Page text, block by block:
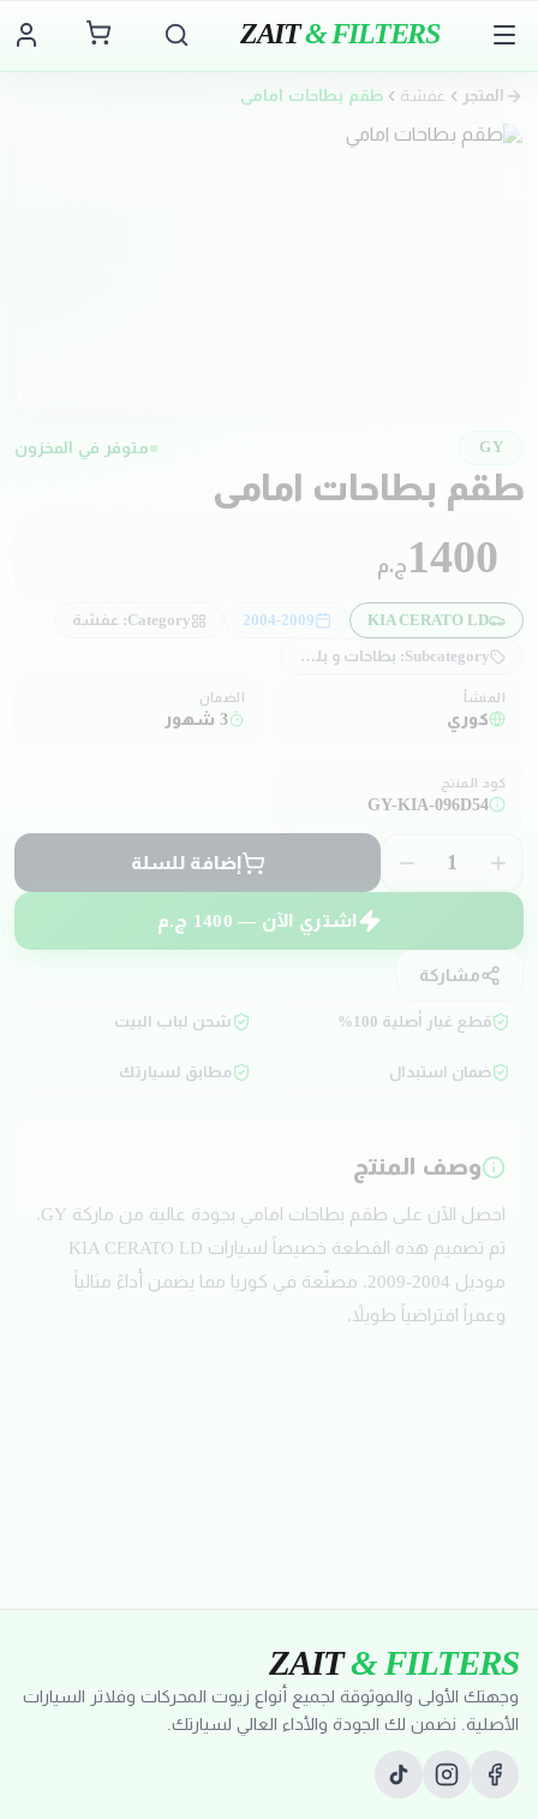
ZAIT& FILTERS
المتجر عفشة طقم بطاحات امامي
GY متوفر في المخزون
طقم بطاحات امامي
1400 ج.م
KIA CERATO LD
2004-2009
Category: عفشة
Subcategory: بطاحات و بلي بطاحات
المنشأ
كوري
الضمان
3 شهور
كود المنتج
GY-KIA-096D54
1 إضافة للسلة
اشتري الآن — 1400 ج.م
مشاركة
قطع غيار أصلية 100% شحن لباب البيت
ضمان استبدال مطابق لسيارتك
وصف المنتج
احصل الآن على طقم بطاحات امامي بجودة عالية من ماركة GY.
تم تصميم هذه القطعة خصيصاً لسيارات KIA CERATO LD
موديل 2004-2009. مصنّعة في كوريا مما يضمن أداءً مثالياً
وعمراً افتراضياً طويلاً.
ZAIT& FILTERS
وجهتك الأولى والموثوقة لجميع أنواع زيوت المحركات وفلاتر السيارات
الأصلية. نضمن لك الجودة والأداء العالي لسيارتك.